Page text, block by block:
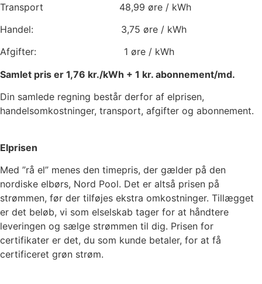
Transport 48,99 øre / kWh
Handel: 3,75 øre / kWh
Afgifter: 1 øre / kWh
Samlet pris er 1,76 kr./kWh + 1 kr. abonnement/md.
Din samlede regning består derfor af elprisen,
handelsomkostninger, transport, afgifter og abonnement.
Elprisen
Med ”rå el” menes den timepris, der gælder på den
nordiske elbørs, Nord Pool. Det er altså prisen på
strømmen, før der tilføjes ekstra omkostninger. Tillægget
er det beløb, vi som elselskab tager for at håndtere
leveringen og sælge strømmen til dig. Prisen for
certifikater er det, du som kunde betaler, for at få
certificeret grøn strøm.